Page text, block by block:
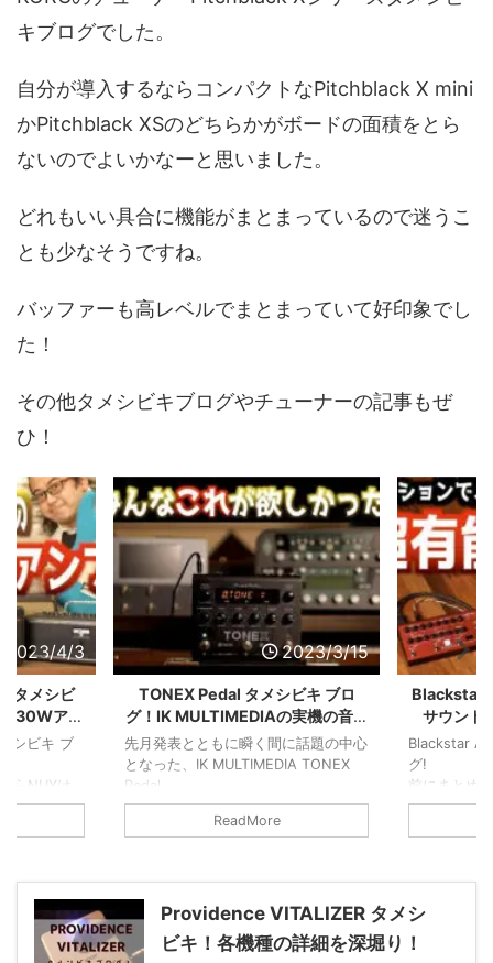
キブログでした。
自分が導入するならコンパクトなPitchblack X mini
かPitchblack XSのどちらかがボードの面積をとら
ないのでよいかなーと思いました。
どれもいい具合に機能がまとまっているので迷うこ
とも少なそうですね。
バッファーも高レベルでまとまっていて好印象でし
た！
その他タメシビキブログやチューナーの記事もぜ
ひ！
2023/4/3
タメシビ
30Wアン
シビキ ブ
らNUXは
下げてみま
2023/3/15
TONEX Pedal タメシビキ ブロ
グ！IK MULTIMEDIAの実機の音色
と機能詳細！
先月発表とともに瞬く間に話題の中心
となった、IK MULTIMEDIA TONEX
Pedal
タメシビキ ブログです！
クリーン、クランチ、ディストーショ
ReadMore
Blackstar
サウンド
Blackstar
グ!
前にまとめ
AMPED2
Providence VITALIZER タメシ
ビキ！各機種の詳細を深堀り！